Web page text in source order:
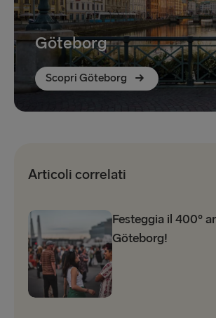
Göteborg
Scopri Göteborg
Articoli correlati
Festeggia il 400º
Göteborg!